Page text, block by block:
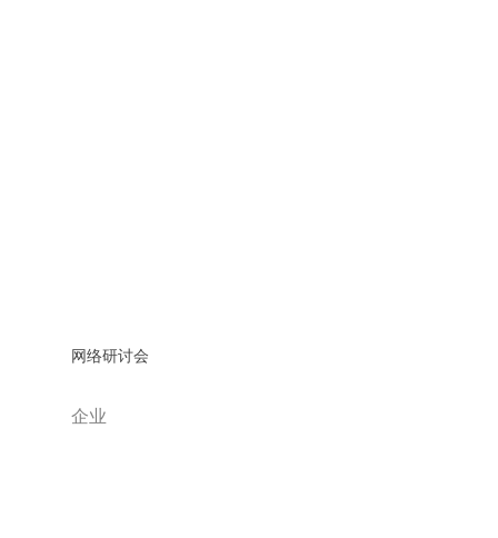
网络研讨会
企业